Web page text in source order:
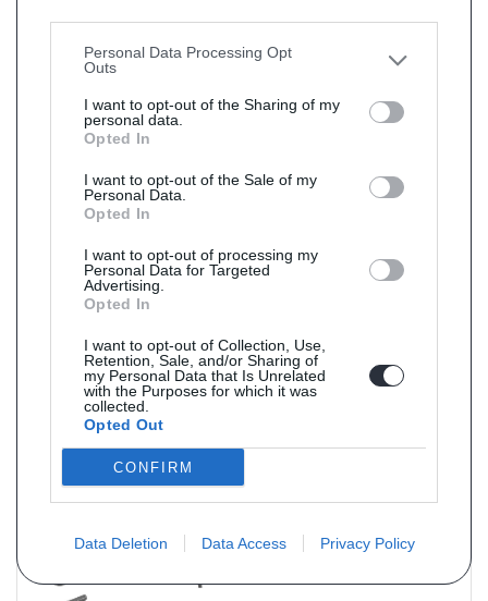
Personal Data Processing Opt
Outs
I want to opt-out of the Sharing of my
personal data.
Opted In
I want to opt-out of the Sale of my
Personal Data.
Opted In
I want to opt-out of processing my
Personal Data for Targeted
Advertising.
Opted In
I want to opt-out of Collection, Use,
Retention, Sale, and/or Sharing of
my Personal Data that Is Unrelated
with the Purposes for which it was
collected.
Opted Out
CONFIRM
Data Deletion Data Access Privacy Policy
Tuyau avant pour IVECO DAILY 3.0 TD (35C15 - 50C15)
à partir de 04/2006
PRIX : 59 € TTC